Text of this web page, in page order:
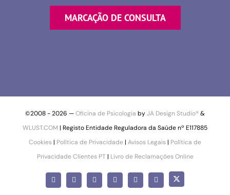
MARCAÇÃO DE CONSULTA
©2008 -2026 —Oficina de Psicologia byJA Design Studio®&
WLUST.COM | Registo Entidade Reguladora da Saúde nº E117885
Cookies| Política de Privacidade| Avisos Legais| Política de
Privacidade Clientes PT | Livro de Reclamações Online
FacebookInstagramLinkedInYouTubePinterestSoundCloud
X